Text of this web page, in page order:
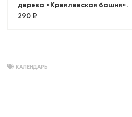
дерева «Кремлевская башня».
Москва
290 ₽
КАЛЕНДАРЬ